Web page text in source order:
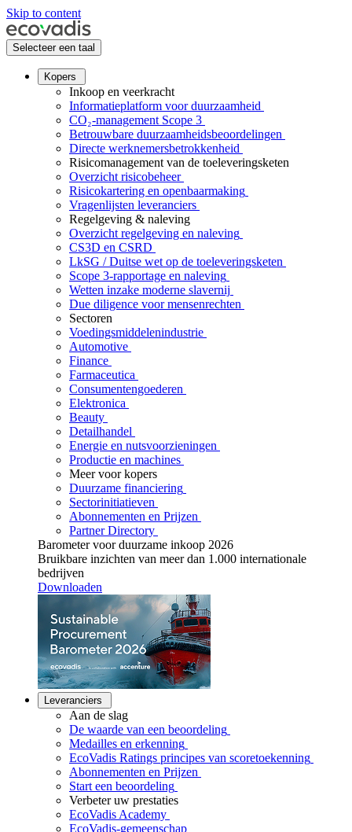
Skip to content
Selecteer een taal
Kopers
Inkoop en veerkracht
Informatieplatform voor duurzaamheid
CO₂-management Scope 3
Betrouwbare duurzaamheidsbeoordelingen
Directe werknemersbetrokkenheid
Risicomanagement van de toeleveringsketen
Overzicht risicobeheer
Risicokartering en openbaarmaking
Vragenlijsten leveranciers
Regelgeving & naleving
Overzicht regelgeving en naleving
CS3D en CSRD
LkSG / Duitse wet op de toeleveringsketen
Scope 3-rapportage en naleving
Wetten inzake moderne slavernij
Due diligence voor mensenrechten
Sectoren
Voedingsmiddelenindustrie
Automotive
Finance
Farmaceutica
Consumentengoederen
Elektronica
Beauty
Detailhandel
Energie en nutsvoorzieningen
Productie en machines
Meer voor kopers
Duurzame financiering
Sectorinitiatieven
Abonnementen en Prijzen
Partner Directory
Barometer voor duurzame inkoop 2026
Bruikbare inzichten van meer dan 1.000 internationale
bedrijven
Downloaden
Leveranciers
Aan de slag
De waarde van een beoordeling
Medailles en erkenning
EcoVadis Ratings principes van scoretoekenning
Abonnementen en Prijzen
Start een beoordeling
Verbeter uw prestaties
EcoVadis Academy
EcoVadis-gemeenschap